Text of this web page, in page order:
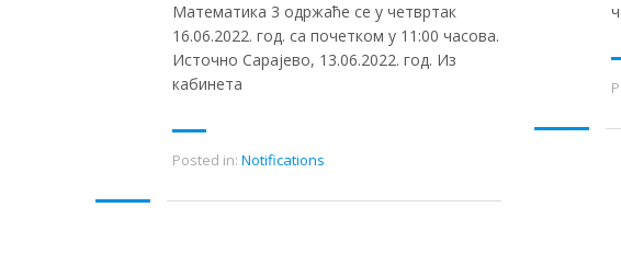
Математика 3 одржаће се у четвртак
16.06.2022. год. са почетком у 11:00 часова.
Источно Сарајево, 13.06.2022. год. Из
кабинета
Posted in: Notifications